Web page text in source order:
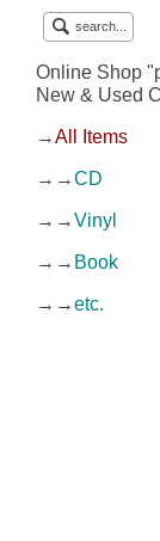
search...
Online Shop
New & Used
→All Items
→→CD
→→Vinyl
→→ Book
→→etc.